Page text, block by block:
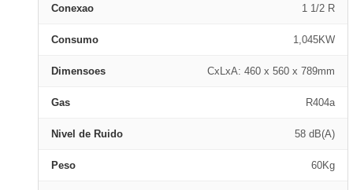
Conexao 1 1/2 R
Consumo 1,045KW
Dimensoes CxLxA: 460 x 560 x 789mm
Gas R404a
Nivel de Ruido 58 dB(A)
Peso 60Kg